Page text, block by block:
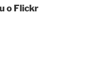
o Flickr